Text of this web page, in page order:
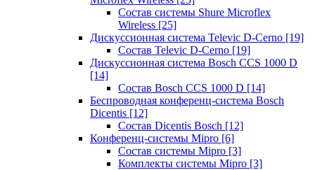
Состав системы Shure Microflex
Wireless [25]
Дискуссионная система Televic D-Cerno [19]
Состав Televic D-Cerno [19]
Дискуссионная система Bosch CCS 1000 D
[14]
Состав Bosch CCS 1000 D [14]
Беспроводная конференц-система Bosch
Dicentis [12]
Состав Dicentis Bosch [12]
Конференц-системы Mipro [6]
Состав системы Mipro [3]
Комплекты системы Mipro [3]